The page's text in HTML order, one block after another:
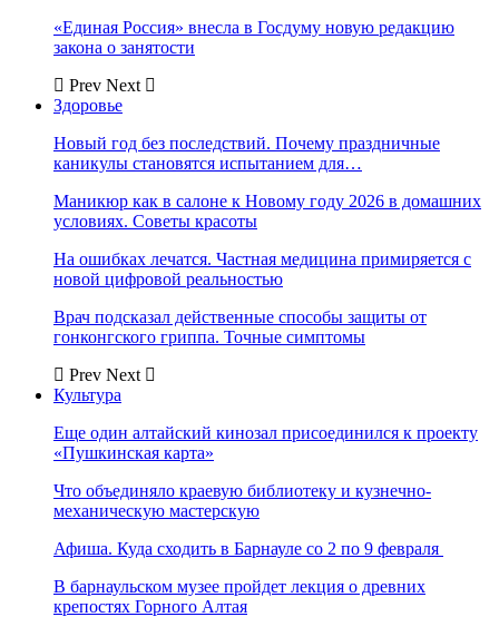
«Единая Россия» внесла в Госдуму новую редакцию
закона о занятости
Prev Next
Здоровье
Новый год без последствий. Почему праздничные
каникулы становятся испытанием для…
Маникюр как в салоне к Новому году 2026 в домашних
условиях. Советы красоты
На ошибках лечатся. Частная медицина примиряется с
новой цифровой реальностью
Врач подсказал действенные способы защиты от
гонконгского гриппа. Точные симптомы
Prev Next
Культура
Еще один алтайский кинозал присоединился к проекту
«Пушкинская карта»
Что объединяло краевую библиотеку и кузнечно-
механическую мастерскую
Афиша. Куда сходить в Барнауле со 2 по 9 февраля
В барнаульском музее пройдет лекция о древних
крепостях Горного Алтая